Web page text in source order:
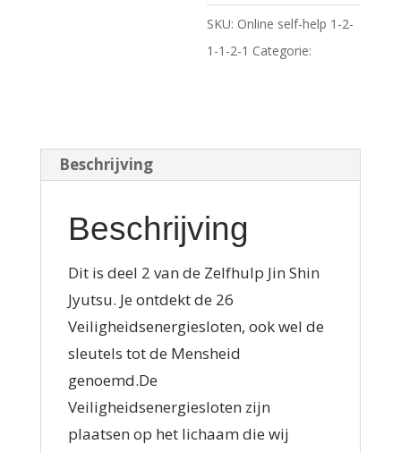
Januari
2024
n
a
t
SKU: Online self-help 1-2-
1-1-2-1 Categorie:
Beschrijving
Beschrijving
Dit is deel 2 van de Zelfhulp Jin Shin
Jyutsu. Je ontdekt de 26
Veiligheidsenergiesloten, ook wel de
sleutels tot de Mensheid
genoemd.De
Veiligheidsenergiesloten zijn
plaatsen op het lichaam die wij